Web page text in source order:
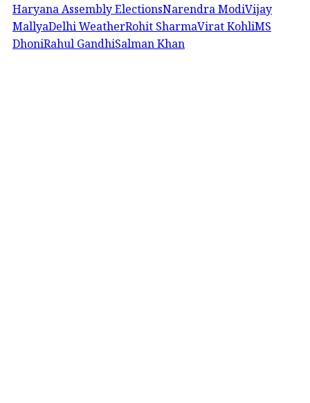
Haryana Assembly ElectionsNarendra ModiVijay
MallyaDelhi WeatherRohit SharmaVirat KohliMS
DhoniRahul GandhiSalman Khan